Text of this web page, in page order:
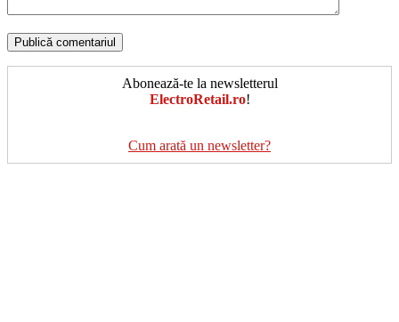
Abonează-te la newsletterul
ElectroRetail.ro!
Cum arată un newsletter?